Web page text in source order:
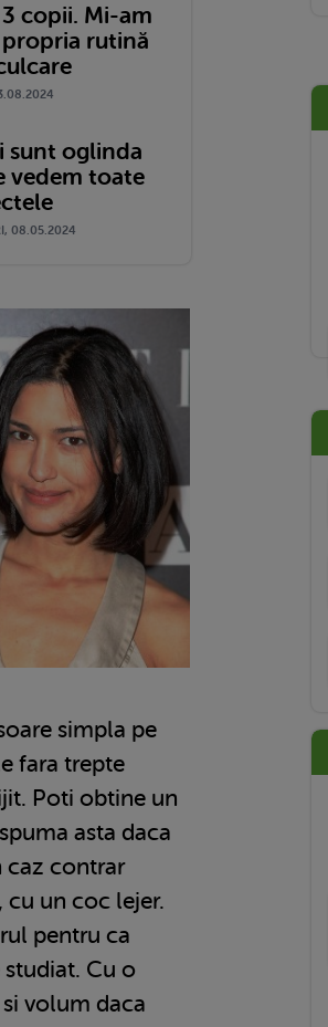
copii. Mi-am
rutină
sunt oglinda
vedem toate
08.05.2024
simpla pe
fara trepte
Poti obtine un
asta daca
caz contrar
cu un coc lejer.
pentru ca
Cu o
volum daca